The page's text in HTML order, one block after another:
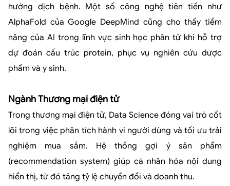
hướng dịch bệnh. Một số công nghệ tiên tiến như
AlphaFold của Google DeepMind cũng cho thấy tiềm
năng của AI trong lĩnh vực sinh học phân tử khi hỗ trợ
dự đoán cấu trúc protein, phục vụ nghiên cứu dược
phẩm và y sinh.
Ngành Thương mại điện tử
Trong thương mại điện tử, Data Science đóng vai trò cốt
lõi trong việc phân tích hành vi người dùng và tối ưu trải
nghiệm mua sắm. Hệ thống gợi ý sản phẩm
(recommendation system) giúp cá nhân hóa nội dung
hiển thị, từ đó tăng tỷ lệ chuyển đổi và doanh thu.